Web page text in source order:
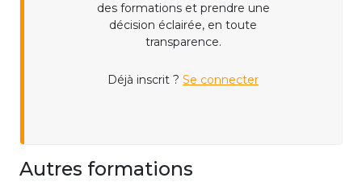
des formations et prendre une
décision éclairée, en toute
transparence.
Déjà inscrit ? Se connecter
Autres formations